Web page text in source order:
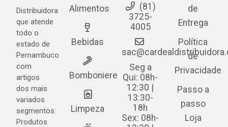
Distribuidora
que atende
todo o
estado de
Pernambuco
com
artigos
dos mais
variados
segmentos:
Produtos
Alimentos
Bebidas
Bomboniere
Limpeza
(81)
3725-
4005
Seg a
Qui: 08h-
12:30 |
13:30-
18h
Sex: 08h-
de
Entrega
Política
de
Privacidade
Passo a
passo
Loja